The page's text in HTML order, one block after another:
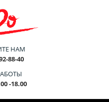
НАМ
88-40
-18.00